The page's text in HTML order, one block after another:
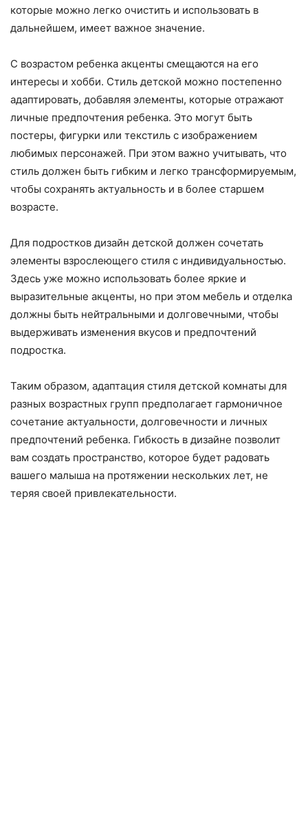
которые можно легко очистить и использовать в
дальнейшем, имеет важное значение.
С возрастом ребенка акценты смещаются на его
интересы и хобби. Стиль детской можно постепенно
адаптировать, добавляя элементы, которые отражают
личные предпочтения ребенка. Это могут быть
постеры, фигурки или текстиль с изображением
любимых персонажей. При этом важно учитывать, что
стиль должен быть гибким и легко трансформируемым,
чтобы сохранять актуальность и в более старшем
возрасте.
Для подростков дизайн детской должен сочетать
элементы взрослеющего стиля с индивидуальностью.
Здесь уже можно использовать более яркие и
выразительные акценты, но при этом мебель и отделка
должны быть нейтральными и долговечными, чтобы
выдерживать изменения вкусов и предпочтений
подростка.
Таким образом, адаптация стиля детской комнаты для
разных возрастных групп предполагает гармоничное
сочетание актуальности, долговечности и личных
предпочтений ребенка. Гибкость в дизайне позволит
вам создать пространство, которое будет радовать
вашего малыша на протяжении нескольких лет, не
теряя своей привлекательности.